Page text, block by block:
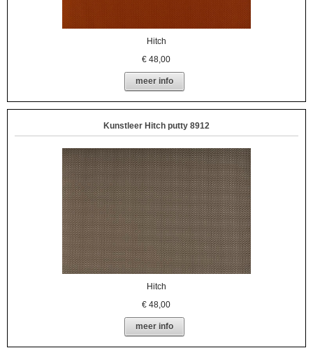
Hitch
€48,00
meer info
Kunstleer Hitch putty 8912
Hitch
€48,00
meer info